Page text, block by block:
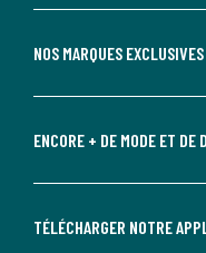
NOS MARQUES EXCLUSIVES
ENCORE + DE MODE ET DE
TÉLÉCHARGER NOTRE